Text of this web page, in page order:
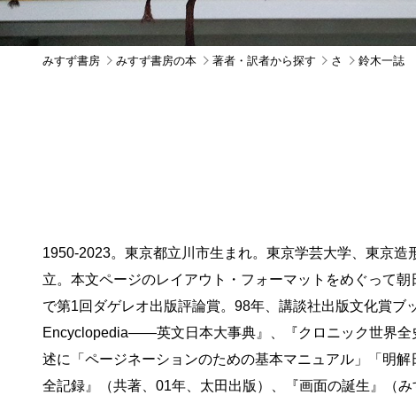
みすず書房 みすず書房の本 著者・訳者から探す さ 鈴木一誌
1950-2023。東京都立川市生まれ。東京学芸大学、東京
立。本文ページのレイアウト・フォーマットをめぐって
で第1回ダゲレオ出版評論賞。98年、講談社出版文化賞
Encyclopedia——英文日本大事典』、『クロニック世界
述に「ページネーションのための基本マニュアル」「明
全記録』（共著、01年、太田出版）、『画面の誕生』（